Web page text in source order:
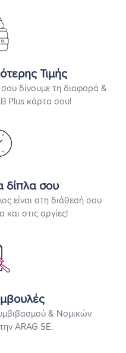
Τιμής
δίνουμε τη διαφορά &
Plus κάρτα σου!
δίπλα σου
είναι στη διάθεσή σου
στις αργίες!
& Νομικών
ARAG SE.